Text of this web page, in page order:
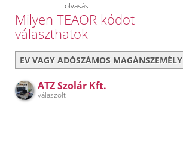
olvasás
Milyen TEAOR kódot
választhatok
EV VAGY ADÓSZÁMOS MAGÁNSZEMÉLY
ATZ Szolár Kft.
válaszolt